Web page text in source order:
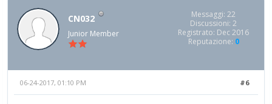
CN032
Junior Member
Messaggi: 22
Discussioni: 2
Registrato: Dec 2016
Reputazione: 0
#6
06-24-2017, 01:10 PM